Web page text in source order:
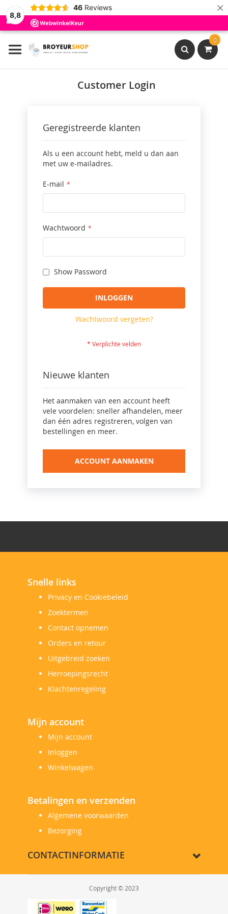
8,8
46 Reviews ×
Ga
naar
de
0
Search
Customer Login
Geregistreerde klanten
Als u een account hebt, meld u dan aan
met uw e-mailadres.
E-mail
Wachtwoord
Show Password
INLOGGEN
Wachtwoord vergeten?
Nieuwe klanten
Het aanmaken van een account heeft
vele voordelen: sneller afhandelen, meer
dan één adres registreren, volgen van
bestellingen en meer.
ACCOUNT AANMAKEN
Snelle links
Privacy en Cookiebeleid
Zoektermen
Contact opnemen
Orders en retour
Uitgebreid zoeken
Herroepingsrecht
Klachtenregeling
Mijn account
Mijn account
Inloggen
Winkelwagen
Betalingen en verzenden
Algemene voorwaarden
Bezorging
CONTACTINFORMATIE
Copyright © 2023